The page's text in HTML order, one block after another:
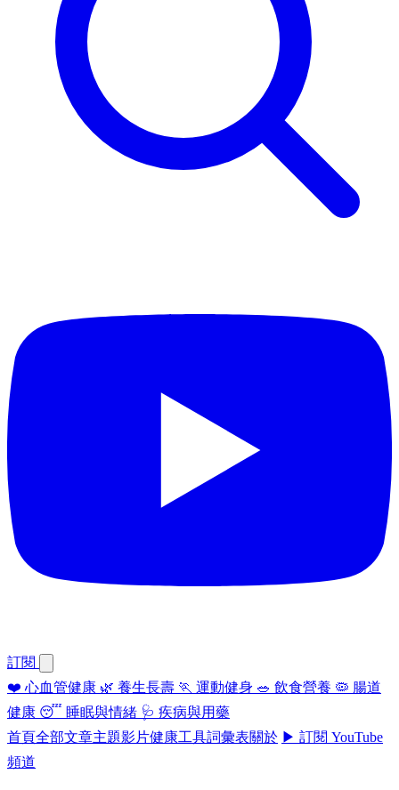
訂閱
❤️ 心血管健康 🌿 養生長壽 🏃 運動健身 🥗 飲食營養 🦠 腸道
健康 😴 睡眠與情緒 🩺 疾病與用藥
首頁全部文章主題影片健康工具詞彙表關於 ▶ 訂閱 YouTube
頻道